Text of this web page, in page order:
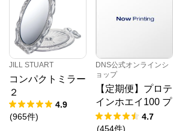
JILL STUART
コンパクトミラー
２
4.9
(965件)
DNS公式オンラインシ
ョップ
【定期便】プロテ
インホエイ100 プ
レミアムチョコレ
ート風味 1,000g
4.7
(454件)